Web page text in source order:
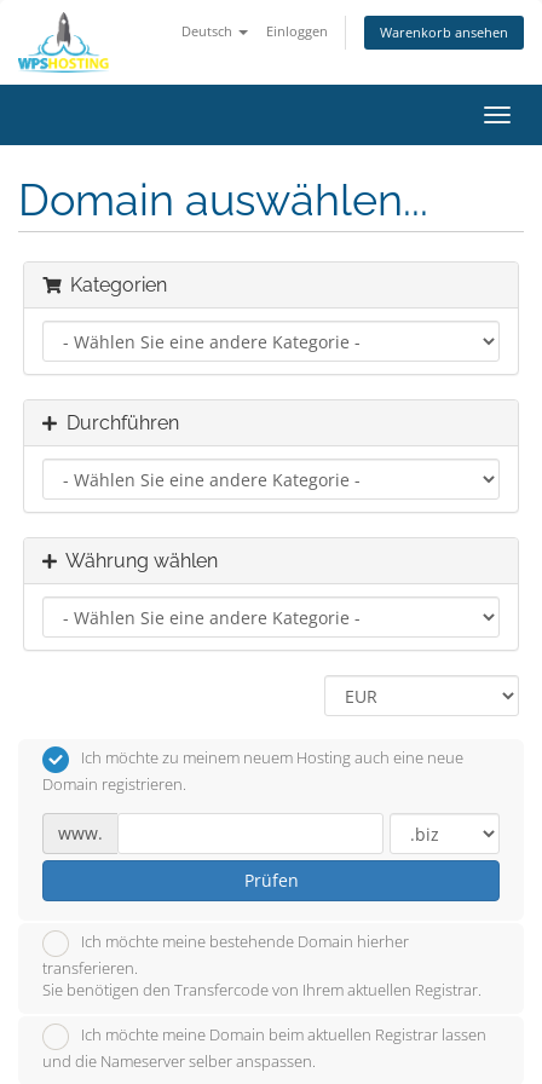
Deutsch Einloggen Warenkorb ansehen
ein-/
Domain auswählen...
Kategorien
Durchführen
Währung wählen
Ich möchte zu meinem neuem Hosting auch eine neue
Domain registrieren.
www.
Prüfen
Ich möchte meine bestehende Domain hierher
transferieren.
Sie benötigen den Transfercode von Ihrem aktuellen Registrar.
Ich möchte meine Domain beim aktuellen Registrar lassen
und die Nameserver selber anspassen.